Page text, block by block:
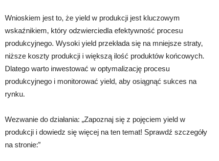
Wnioskiem jest to, że yield w produkcji jest kluczowym
wskaźnikiem, który odzwierciedla efektywność procesu
produkcyjnego. Wysoki yield przekłada się na mniejsze straty,
niższe koszty produkcji i większą ilość produktów końcowych.
Dlatego warto inwestować w optymalizację procesu
produkcyjnego i monitorować yield, aby osiągnąć sukces na
rynku.
Wezwanie do działania: „Zapoznaj się z pojęciem yield w
produkcji i dowiedz się więcej na ten temat! Sprawdź szczegóły
na stronie:”